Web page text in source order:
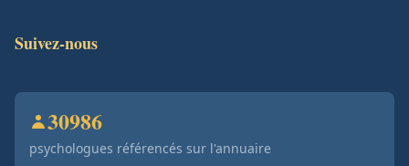
Suivez-nous
30986
psychologues référencés sur l'annuaire